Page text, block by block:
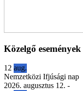
Közelgő események
12 aug.
Nemzetközi Ifjúsági nap
2026. augusztus 12. -